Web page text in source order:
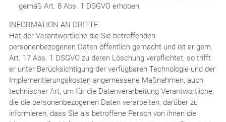
gemäß Art. 8 Abs. 1 DSGVO erhoben.
INFORMATION AN DRITTE
Hat der Verantwortliche die Sie betreffenden
personenbezogenen Daten öffentlich gemacht und ist er gem.
Art. 17 Abs. 1 DSGVO zu deren Löschung verpflichtet, so trifft
er unter Berücksichtigung der verfügbaren Technologie und der
Implementierungskosten angemessene Maßnahmen, auch
technischer Art, um für die Datenverarbeitung Verantwortliche,
die die personenbezogenen Daten verarbeiten, darüber zu
informieren, dass Sie als betroffene Person von ihnen die